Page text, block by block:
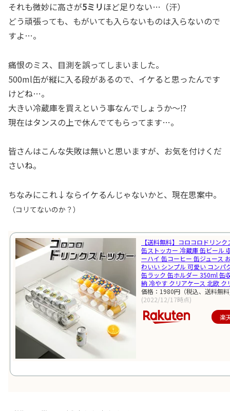
それも微妙に高さが5ミリほど足りない…（汗）
どう頑張っても、もがいても入らないものは入らないので
すよ…。
痛恨のミス、目測を誤ってしまいました。
500ml缶が縦に入る段があるので、イケると思ったんです
けどね…。
大きい冷蔵庫を買えという事なんでしょうか～⁉
現在はタンスの上で休んでてもらってます…。
皆さんはこんな失敗は無いと思いますが、お気を付けくだ
さいね。
ちなみにこれ↓ならイケるんじゃないかと、現在思案中。
（コリてないのか？）
【送料無料】コロコロドリン
缶ストッカー 冷蔵庫 缶ビール
ーハイ 缶コーヒー 缶ジュース
わいい シンプル 可愛い コンパ
缶ラック 缶ホルダー 350ml 缶
納 冷やす クリアケース 北欧 ク
価格：1980円（税込、送料無
(2022/12/17時点)
楽